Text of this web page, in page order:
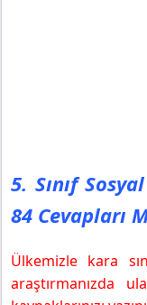
5. Sınıf
84 Cevapları
Ülkemizle kara
araştırmanızda